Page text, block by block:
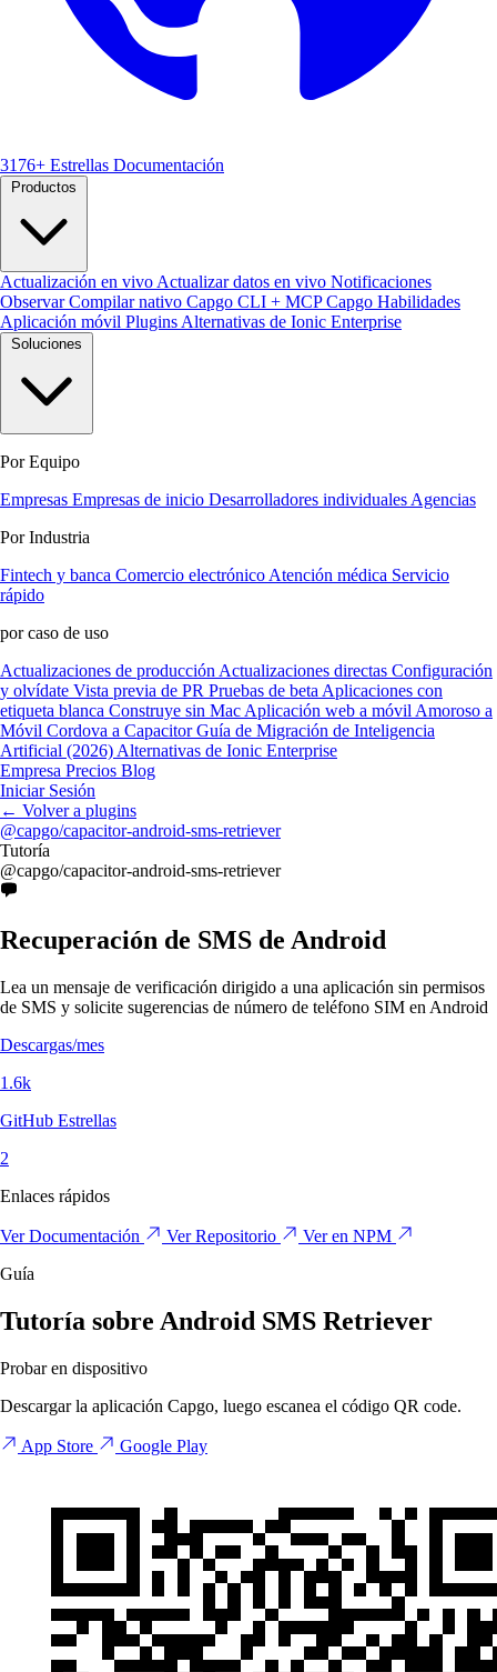
3176+ Estrellas Documentación
Productos
Actualización en vivo Actualizar datos en vivo Notificaciones
ObservarCompilar nativo Capgo CLI + MCPCapgo Habilidades
Aplicación móvil Plugins Alternativas de Ionic Enterprise
Soluciones
Por Equipo
Empresas Empresas de inicio Desarrolladores individuales Agencias
Por Industria
Fintech y banca Comercio electrónico Atención médica Servicio
rápido
por caso de uso
Actualizaciones de producción Actualizaciones directas Configuración
y olvídate Vista previa de PR Pruebas de beta Aplicaciones con
etiqueta blanca Construye sin Mac Aplicación web a móvil Amoroso a
Móvil Cordova a CapacitorGuía de Migración de Inteligencia
Artificial (2026) Alternativas de Ionic Enterprise
Empresa Precios Blog
Iniciar Sesión
← Volver a plugins
@capgo/capacitor-android-sms-retriever
Tutoría
@capgo/capacitor-android-sms-retriever
Recuperación de SMS de Android
Lea un mensaje de verificación dirigido a una aplicación sin permisos
de SMS y solicite sugerencias de número de teléfono SIM en Android
Descargas/mes
1.6k
GitHub Estrellas
2
Enlaces rápidos
Ver Documentación Ver Repositorio
Ver en NPM
Guía
Tutoría sobre Android SMS Retriever
Probar en dispositivo
Descargar la aplicación Capgo, luego escanea el código QR code.
App Store Google Play